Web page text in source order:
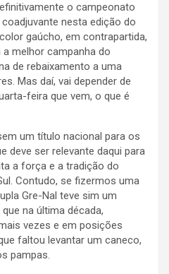
o campeonato
nesta edição do
gaúcho, em contrapartida,
melhor campanha do
de rebaixamento a uma
Mas daí, vai depender de
feira que vem, o que é
um título nacional para os
deve ser relevante daqui para
a força e a tradição do
Contudo, se fizermos uma
Gre-Nal teve sim um
na última década,
vezes e em posições
faltou levantar um caneco,
pampas.